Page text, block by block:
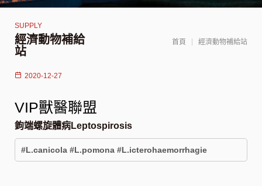
經濟動物補給
站
首頁 經濟動物補給站
2020-12-27
VIP獸醫聯盟
鉤端螺旋體病Leptospirosis
#L.canicola #L.pomona #L.icterohaemorrhagie